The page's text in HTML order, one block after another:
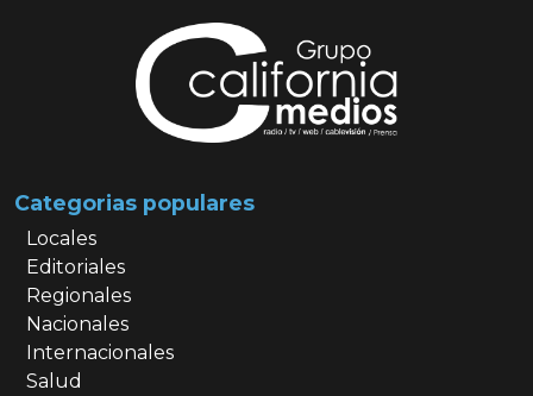
Categorias populares
Locales
Editoriales
Regionales
Nacionales
Internacionales
Salud